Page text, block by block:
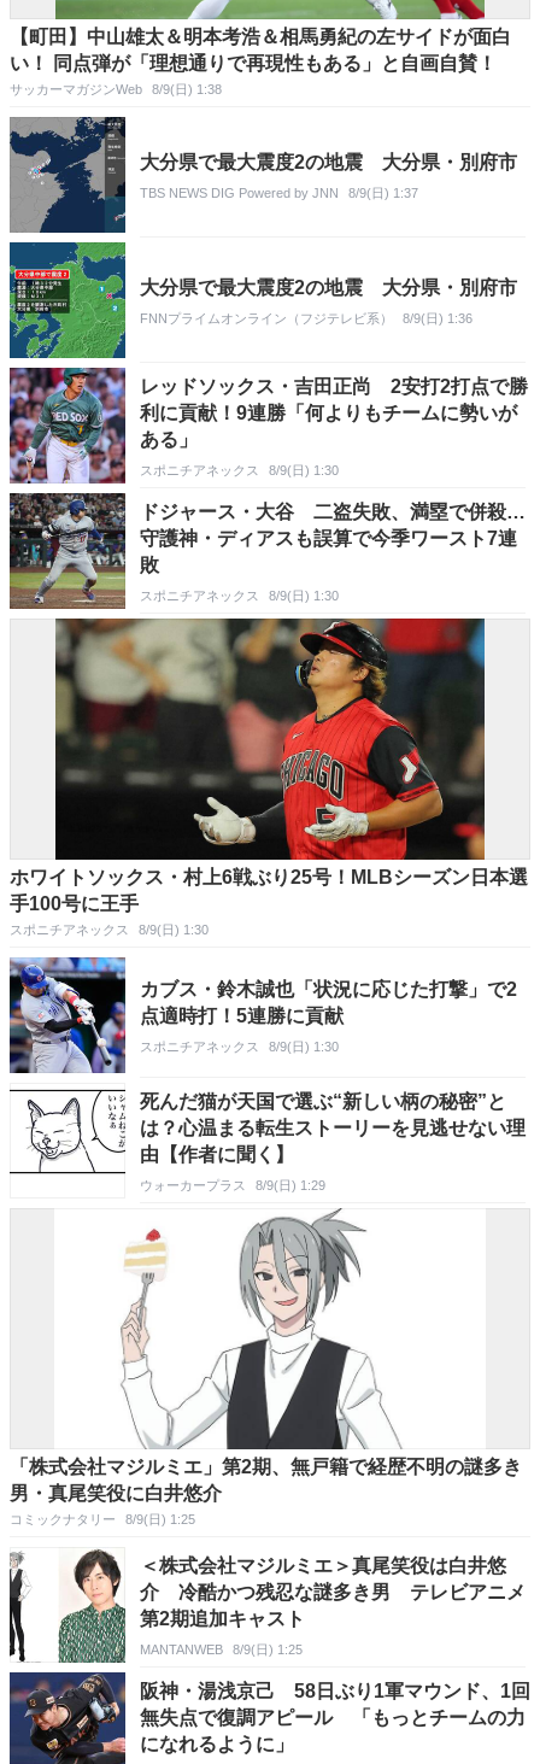
【町田】中山雄太＆明本考浩＆相馬勇紀の左サイドが面白
い！ 同点弾が「理想通りで再現性もある」と自画自賛！
サッカーマガジンWeb 8/9(日) 1:38
大分県で最大震度2の地震 大分県・別府市
TBS NEWS DIG Powered by JNN 8/9(日) 1:37
大分県で最大震度2の地震 大分県・別府市
FNNプライムオンライン（フジテレビ系） 8/9(日) 1:36
レッドソックス・吉田正尚 2安打2打点で勝
利に貢献！9連勝「何よりもチームに勢いが
ある」
スポニチアネックス 8/9(日) 1:30
ドジャース・大谷 二盗失敗、満塁で併殺…
守護神・ディアスも誤算で今季ワースト7連
敗
スポニチアネックス 8/9(日) 1:30
ホワイトソックス・村上6戦ぶり25号！MLBシーズン日本選
手100号に王手
スポニチアネックス 8/9(日) 1:30
カブス・鈴木誠也「状況に応じた打撃」で2
点適時打！5連勝に貢献
スポニチアネックス 8/9(日) 1:30
死んだ猫が天国で選ぶ“新しい柄の秘密”と
は？心温まる転生ストーリーを見逃せない理
由【作者に聞く】
ウォーカープラス 8/9(日) 1:29
「株式会社マジルミエ」第2期、無戸籍で経歴不明の謎多き
男・真尾笑役に白井悠介
コミックナタリー 8/9(日) 1:25
＜株式会社マジルミエ＞真尾笑役は白井悠
介 冷酷かつ残忍な謎多き男 テレビアニメ
第2期追加キャスト
MANTANWEB 8/9(日) 1:25
阪神・湯浅京己 58日ぶり1軍マウンド、1回
無失点で復調アピール 「もっとチームの力
になれるように」